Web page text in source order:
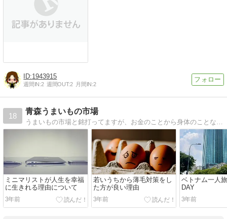
1943915
週間IN:2 週間OUT:2 月間IN:2
18
青森うまいもの市場
ミニマリストが人生を幸福
に生きれる理由について
3年前
若いうちから薄毛対策をし
た方が良い理由
3年前
ベトナム一人
DAY
3年前